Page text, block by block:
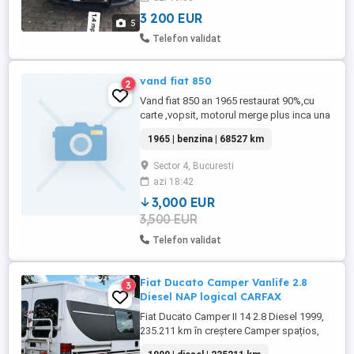
5
chei originale Fiat cu ...
3 200 EUR
Telefon validat
2 vand fiat 850
Vand fiat 850 an 1965 restaurat 90%,cu
carte ,vopsit, motorul merge plus inca una
Bucuresti.pret 3500e. Mai am 2 seturi de
pistoane cu segmenti noi 250e setul
1965 | benzina | 68527 km
Sector 4, Bucuresti
azi 18:42
3,000 EUR
3,500 EUR
Telefon validat
3
Fiat Ducato Camper Vanlife 2.8
Diesel NAP logical CARFAX
Fiat Ducato Camper II 14 2.8 Diesel 1999,
235.211 km în creștere Camper spațios,